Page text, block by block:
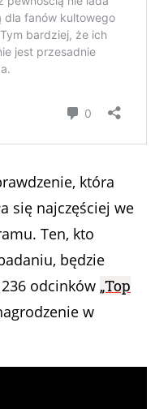
która
się najczęściej we
Ten, kto
będzie
236 odcinków „Top
w